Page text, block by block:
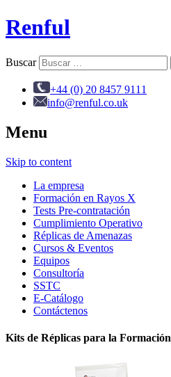
Renful
Buscar
+44 (0) 20 8457 9111
info@renful.co.uk
Menu
Skip to content
La empresa
Formación en Rayos X
Tests Pre-contratación
Cumplimiento Operativo
Réplicas de Amenazas
Cursos & Eventos
Equipos
Consultoría
SSTC
E-Catálogo
Contáctenos
Kits de Réplicas para la Formación